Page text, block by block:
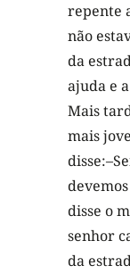
repente
não
da
ajuda e
Mais
mais
disse o
senhor
da